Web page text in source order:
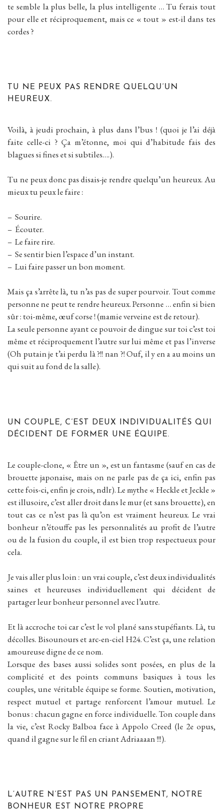
te semble la plus belle, la plus intelligente … Tu ferais tout
pour elle et réciproquement, mais ce « tout » est-il dans tes
cordes ?
TU NE PEUX PAS RENDRE QUELQU’UN
HEUREUX.
Voilà, à jeudi prochain, à plus dans l’bus ! (quoi je l’ai déjà
faite celle-ci ? Ça m’étonne, moi qui d’habitude fais des
blagues si fines et si subtiles….).
Tu ne peux donc pas disais-je rendre quelqu’un heureux. Au
mieux tu peux le faire :
– Sourire.
– Écouter.
– Le faire rire.
– Se sentir bien l’espace d’un instant.
– Lui faire passer un bon moment.
Mais ça s’arrête là, tu n’as pas de super pourvoir. Tout comme
personne ne peut te rendre heureux. Personne … enfin si bien
sûr : toi-même, œuf corse ! (mamie verveine est de retour).
La seule personne ayant ce pouvoir de dingue sur toi c’est toi
même et réciproquement l’autre sur lui même et pas l’inverse
(Oh putain je t’ai perdu là ?!! nan ?! Ouf, il y en a au moins un
qui suit au fond de la salle).
UN COUPLE, C’EST DEUX INDIVIDUALITÉS QUI
DÉCIDENT DE FORMER UNE ÉQUIPE.
Le couple-clone, « Être un », est un fantasme (sauf en cas de
brouette japonaise, mais on ne parle pas de ça ici, enfin pas
cette fois-ci, enfin je crois, ndlr). Le mythe « Heckle et Jeckle »
est illusoire, c’est aller droit dans le mur (et sans brouette), en
tout cas ce n’est pas là qu’on est vraiment heureux. Le vrai
bonheur n’étouffe pas les personnalités au profit de l’autre
ou de la fusion du couple, il est bien trop respectueux pour
cela.
Je vais aller plus loin : un vrai couple, c’est deux individualités
saines et heureuses individuellement qui décident de
partager leur bonheur personnel avec l’autre.
Et là accroche toi car c’est le vol plané sans stupéfiants. Là, tu
décolles. Bisounours et arc-en-ciel H24. C’est ça, une relation
amoureuse digne de ce nom.
Lorsque des bases aussi solides sont posées, en plus de la
complicité et des points communs basiques à tous les
couples, une véritable équipe se forme. Soutien, motivation,
respect mutuel et partage renforcent l’amour mutuel. Le
bonus : chacun gagne en force individuelle. Ton couple dans
la vie, c’est Rocky Balboa face à Appolo Creed (le 2e opus,
quand il gagne sur le fil en criant Adriaaaan !!!).
L’AUTRE N’EST PAS UN PANSEMENT, NOTRE
BONHEUR EST NOTRE PROPRE